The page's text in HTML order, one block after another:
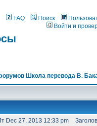
FAQ Поиск
Войти и
Школа перевода В.
Dec 27, 2013 12:33 pm